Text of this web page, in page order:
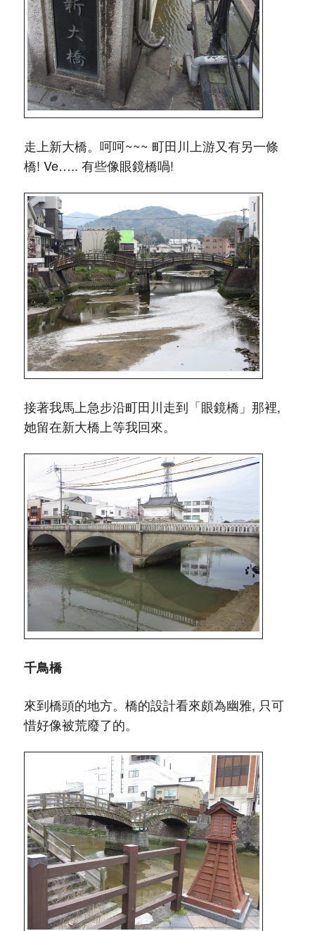
走上新大橋。呵呵~~~ 町田川上游又有另一條
橋! Ve….. 有些像眼鏡橋喎!
接著我馬上急步沿町田川走到「眼鏡橋」那裡,
她留在新大橋上等我回來。
千鳥橋
來到橋頭的地方。橋的設計看來頗為幽雅, 只可
惜好像被荒廢了的。